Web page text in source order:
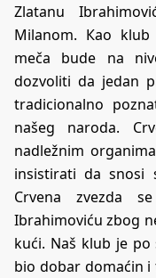
Zlatanu
Milanom. Кao
meča bude na
dozvoliti da jedan
tradicionalno
našeg naroda.
nadležnim
insistirati da snosi
Crvena zvezda
Ibrahimoviću zbog
kući. Naš klub je
bio dobar domaćin